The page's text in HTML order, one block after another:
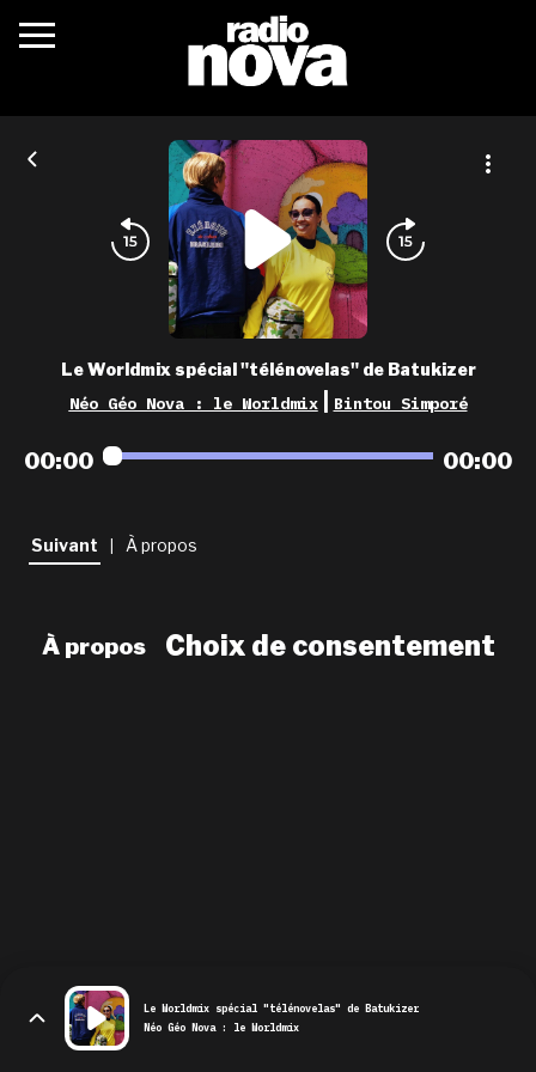
c’était quoi ?
actualités
podcasts
fréquences
nova aime
les grilles
playlists
newsletter
Le Worldmix spécial "télénovelas" de Batukizer
Néo Géo Nova : le Worldmix Bintou Simporé
00:00 00:00
Suivant À propos
À propos Choix de consentement
Le Worldmix spécial "télénovelas" de Batukizer
Néo Géo Nova : le Worldmix